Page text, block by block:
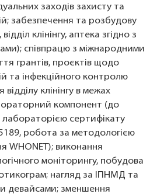
заходів захисту та
забезпечення та розбудову
клінінгу, аптека згідно з
співпрацю з міжнародними
грантів, проєктів щодо
та інфекційного контролю
клінінгу в межах
компонент (до
сертифікату
робота за методологією
WHONET); виконання
моніторингу, побудова
нагляд за ІПНМД та
девайсами; зменшення